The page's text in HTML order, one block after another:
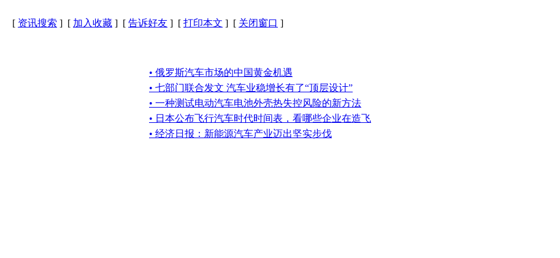
[ 资讯搜索 ] [ 加入收藏 ] [ 告诉好友 ] [ 打印本文 ] [ 关闭窗口 ]
• 俄罗斯汽车市场的中国黄金机遇
• 七部门联合发文 汽车业稳增长有了“顶层设计”
• 一种测试电动汽车电池外壳热失控风险的新方法
• 日本公布飞行汽车时代时间表，看哪些企业在造飞
• 经济日报：新能源汽车产业迈出坚实步伐